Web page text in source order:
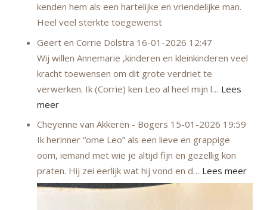
kenden hem als een hartelijke en vriendelijke man.
Heel veel sterkte toegewenst
Geert en Corrie Dolstra 16-01-2026 12:47
Wij willen Annemarie ,kinderen en kleinkinderen veel
kracht toewensen om dit grote verdriet te
verwerken. Ik (Corrie) ken Leo al heel mijn l… Lees
meer
Cheyenne van Akkeren - Bogers 15-01-2026 19:59
Ik herinner “ome Leo” als een lieve en grappige
oom, iemand met wie je altijd fijn en gezellig kon
praten. Hij zei eerlijk wat hij vond en d… Lees meer